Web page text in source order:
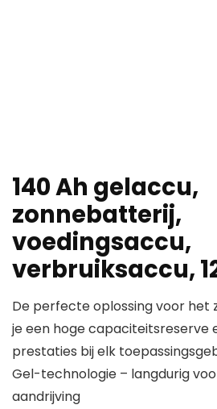
140 Ah gelaccu,
zonnebatterij,
voedingsaccu,
verbruiksaccu,
De perfecte oplossing voor het
je een hoge capaciteitsreserve
prestaties bij elk
Gel-technologie – langdurig
aandrijving